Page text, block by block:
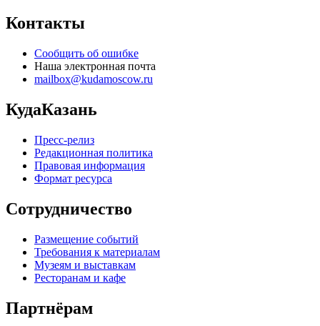
Контакты
Сообщить об ошибке
Наша электронная почта
mailbox@kudamoscow.ru
КудаКазань
Пресс-релиз
Редакционная политика
Правовая информация
Формат ресурса
Сотрудничество
Размещение событий
Требования к материалам
Музеям и выставкам
Ресторанам и кафе
Партнёрам